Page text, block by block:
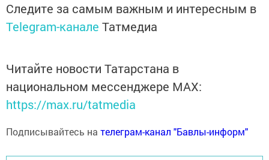
Следите за самым важным и интересным в
Telegram-канале Татмедиа
Читайте новости Татарстана в
национальном мессенджере MАХ:
https://max.ru/tatmedia
Подписывайтесь на телеграм-канал "Бавлы-информ"